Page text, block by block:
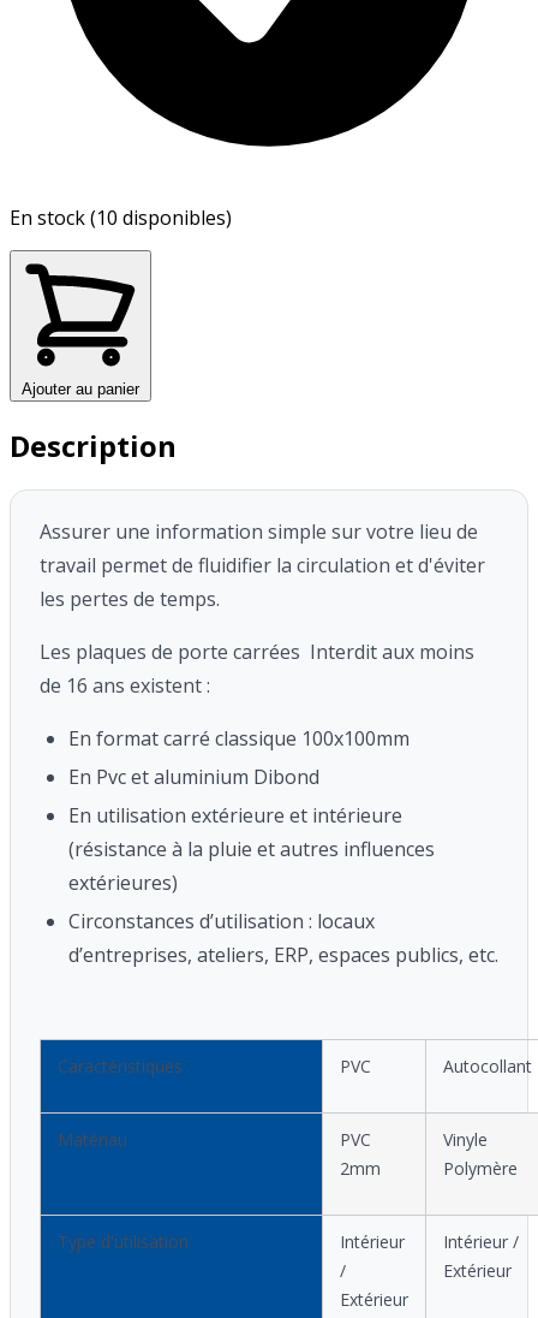
En stock (10 disponibles)
Ajouter au panier
Description
Assurer une information simple sur votre lieu de
travail permet de fluidifier la circulation et d'éviter
les pertes de temps.
Les plaques de porte carrées Interdit aux moins
de 16 ans existent :
En format carré classique 100x100mm
En Pvc et aluminium Dibond
En utilisation extérieure et intérieure
(résistance à la pluie et autres influences
extérieures)
Circonstances d’utilisation : locaux
d’entreprises, ateliers, ERP, espaces publics, etc.
Caractéristiques PVC Autocollant
Matériau
PVC
2mm
Vinyle
Polymère
Type d'utilisation
Intérieur
/
Extérieur
Intérieur /
Extérieur